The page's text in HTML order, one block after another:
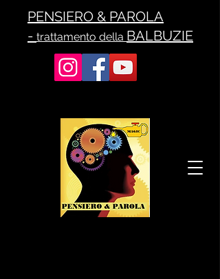
PENSIERO & PAROLA
- trattamento della BALBUZIE